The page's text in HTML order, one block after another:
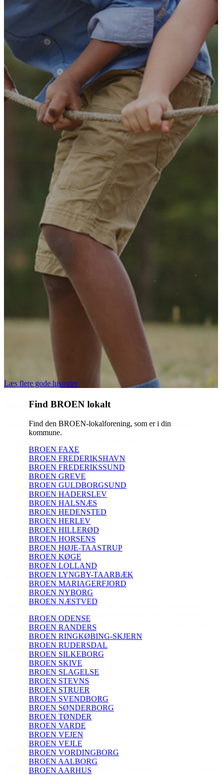
ikke
drevet
hos
og
Læs flere gode historier
Find BROEN lokalt
Find den BROEN-lokalforening, som er i din
kommune.
BROEN FAXE
BROEN FREDERIKSHAVN
BROEN FREDERIKSSUND
BROEN GREVE
BROEN GULDBORGSUND
BROEN HADERSLEV
BROEN HALSNÆS
BROEN HEDENSTED
BROEN HERLEV
BROEN HILLERØD
BROEN HORSENS
BROEN HØJE-TAASTRUP
BROEN KØGE
BROEN LOLLAND
BROEN LYNGBY-TAARBÆK
BROEN MARIAGERFJORD
BROEN NYBORG
BROEN NÆSTVED
BROEN ODENSE
BROEN RANDERS
BROEN RINGKØBING-SKJERN
BROEN RUDERSDAL
BROEN SILKEBORG
BROEN SKIVE
BROEN SLAGELSE
BROEN STEVNS
BROEN STRUER
BROEN SVENDBORG
BROEN SØNDERBORG
BROEN TØNDER
BROEN VARDE
BROEN VEJEN
BROEN VEJLE
BROEN VORDINGBORG
BROEN AALBORG
BROEN AARHUS